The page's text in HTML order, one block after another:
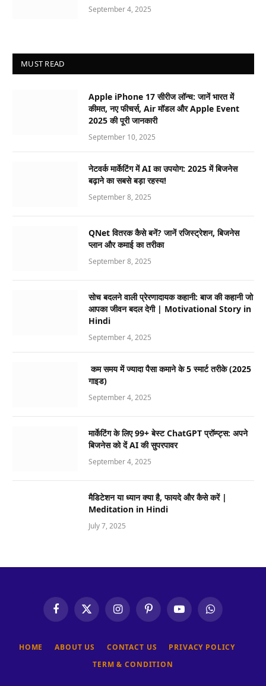
September 4, 2025
MUST READ
Apple iPhone 17 सीरीज लॉन्च: जानें भारत में
कीमत, नए फीचर्स, Air मॉडल और Apple Event
2025 की पूरी जानकारी
September 10, 2025
नेटवर्क मार्केटिंग में AI का उपयोग: 2025 में बिजनेस
बढ़ाने का सबसे बड़ा रहस्य!
September 8, 2025
QNet वितरक कैसे बनें? जानें रजिस्ट्रेशन, बिजनेस
प्लान और कमाई का तरीका
September 8, 2025
सोच बदलने वाली प्रेरणादायक कहानी: बाज की कहानी जो
आपका जीवन बदल देगी | Motivational Story in
Hindi
September 4, 2025
कम समय में ज्यादा पैसा कमाने के 5 स्मार्ट तरीके (2025
गाइड)
September 4, 2025
मार्केटिंग के लिए 99+ बेस्ट ChatGPT प्रॉम्प्ट्स: अपने
बिजनेस को दें AI की सुपरपावर
September 4, 2025
मैडिटेशन या ध्यान क्या है, फायदे और कैसे करें |
Meditation in Hindi
July 7, 2025
FacebookX
(Twitter)
InstagramPinterestYouTubeWhatsApp
HOME ABOUT US CONTACT US
PRIVACY POLICY
TERM & CONDITION